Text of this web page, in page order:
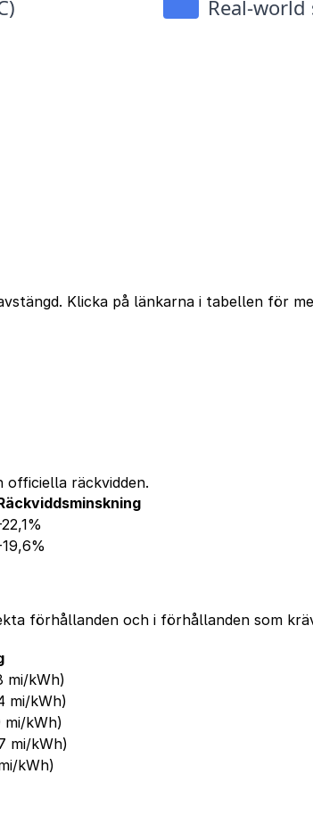
Klicka på länkarna i tabellen för
officiella räckvidden.
förhållanden och i förhållanden som
mi/kWh)
mi/kWh)
mi/kWh)
mi/kWh)
kWh)